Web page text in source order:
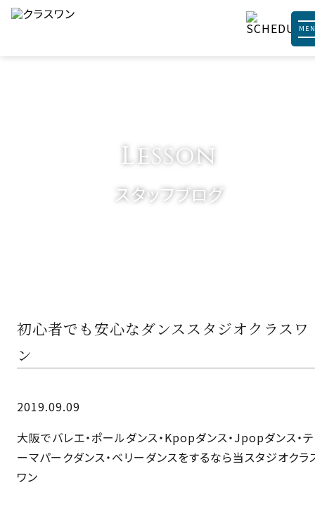
Lesson
スタッフブログ
初心者でも安心なダンススタジオクラスワ
ン
2019.09.09
大阪でバレエ・ポールダンス・Kpopダンス・Jpopダンス・テ
ーマパークダンス・ベリーダンスをするなら当スタジオクラ
ワン